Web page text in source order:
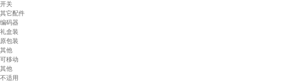
开关
其它配件
编码器
礼盒装
原包装
其他
可移动
其他
不适用